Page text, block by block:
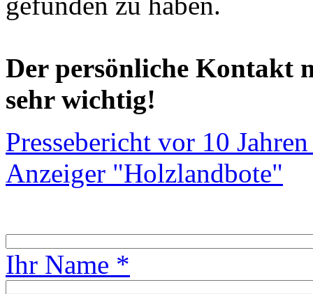
Der persönliche Kontakt
sehr wichtig!
Pressebericht vor 10
Anzeiger "Holzlandbote"
Ihr Name *